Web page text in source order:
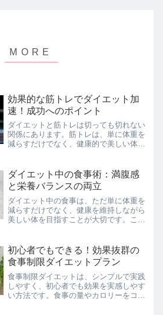
効果的な筋トレでダイエット加
速！成功へのポイント
ダイエットと筋トレは切っても切れない
関係にあります。筋トレは、単に体重を
減らすだけでなく、健康的で美しい体を
重要性、効果的なトレーニング方法、お
よび適切なタイミング、時...
ダイエット中の食事術：満腹感
と栄養バランスの両立
ダイエット中の食事は、ただ単に体重を
減らすだけでなく、健康を維持しながら
美しい体を目指すことが大切です。この
と運動のバランスの重要性について解説
します。バランスの良い食事...
初心者でもできる！効果抜群の
食事制限ダイエットプラン
食事制限ダイエットは、シンプルで実践
しやすく、初心者でも効果を実感しやす
い方法です。食事の量やカロリーをコン